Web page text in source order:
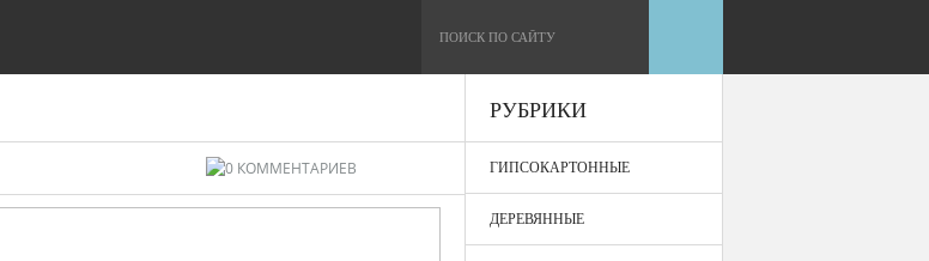
0 КОММЕНТАРИЕВ
РУБРИКИ
ГИПСОКАРТОННЫЕ
ДЕРЕВЯННЫЕ